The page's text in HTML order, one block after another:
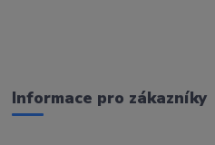
Informace pro zákazníky